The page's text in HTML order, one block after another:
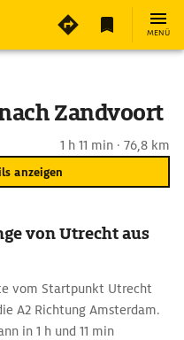
MENÜ
Zandvoort
1 h 11 min · 76,8 km
anzeigen
von Utrecht aus
vom Startpunkt Utrecht
A2 Richtung Amsterdam.
in 1 h und 11 min